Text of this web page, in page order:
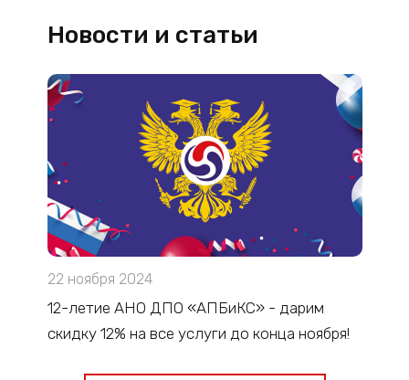
Новости и статьи
22 ноября 2024
12-летие АНО ДПО «АПБиКС» - дарим
скидку 12% на все услуги до конца ноября!